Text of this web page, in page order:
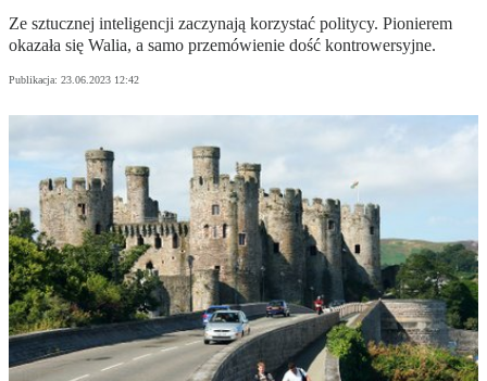
Ze sztucznej inteligencji zaczynają korzystać politycy. Pionierem
okazała się Walia, a samo przemówienie dość kontrowersyjne.
Publikacja: 23.06.2023 12:42